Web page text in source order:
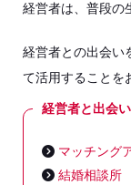
経営者は、普段の
経営者との出会い
て活用することを
経営者と出会
マッチング
結婚相談所